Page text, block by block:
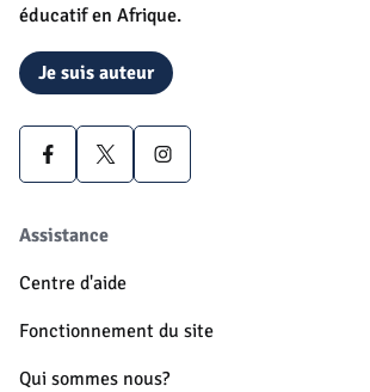
éducatif en Afrique.
Je suis auteur
Assistance
Centre d'aide
Fonctionnement du site
Qui sommes nous?